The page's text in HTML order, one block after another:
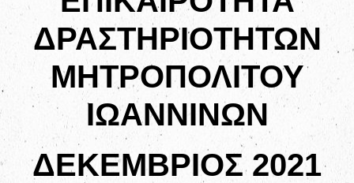
ΔΡΑΣΤΗΡΙΟΤΗΤΩΝ
ΜΗΤΡΟΠΟΛΙΤΟΥ
ΙΩΑΝΝΙΝΩΝ
ΔΕΚΕΜΒΡΙΟΣ 2021